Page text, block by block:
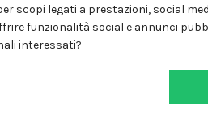
scopi legati a prestazioni, social
funzionalità social e annunci
interessati?